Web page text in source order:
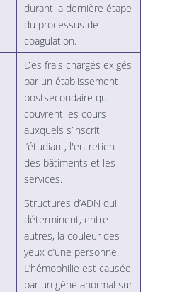
durant la dernière étape
du processus de
coagulation.
Des frais chargés exigés
par un établissement
postsecondaire qui
couvrent les cours
auxquels s’inscrit
l’étudiant, l'entretien
des bâtiments et les
services.
Structures d’ADN qui
déterminent, entre
autres, la couleur des
yeux d’une personne.
L’hémophilie est causée
par un gène anormal sur